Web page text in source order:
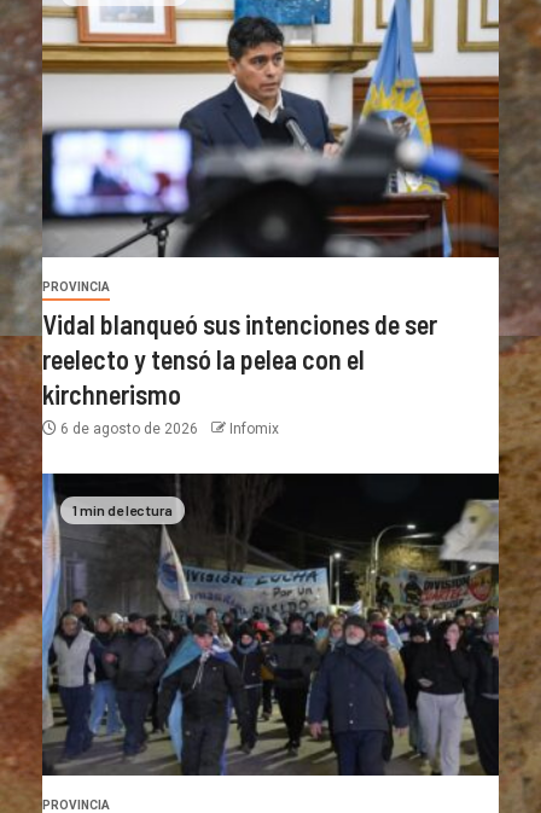
PROVINCIA
Vidal blanqueó sus intenciones de ser
reelecto y tensó la pelea con el
kirchnerismo
6 de agosto de 2026 Infomix
1 min de lectura
PROVINCIA